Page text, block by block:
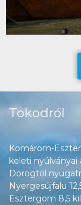
Tokodról
Komárom-
keleti
Dorogtól
Nyergesújfalu
Esztergom 8,5